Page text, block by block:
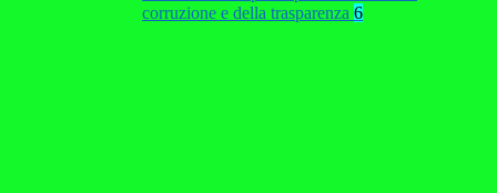
corruzione e della trasparenza 6